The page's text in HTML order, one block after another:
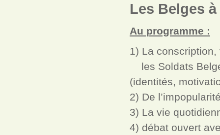
Les Belges
Au programme :
1) La
les Soldats
(identités,
2) De
3) La vie
4) débat ouvert